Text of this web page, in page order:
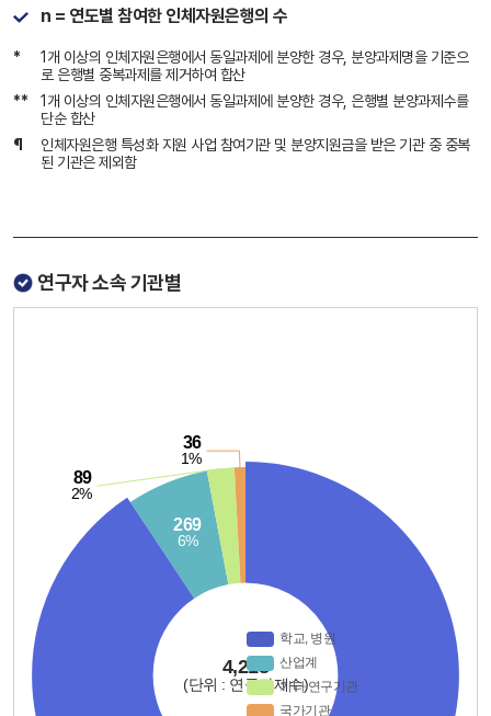
n = 연도별 참여한 인체자원은행의 수
*
1개 이상의 인체자원은행에서 동일과제에 분양한 경우, 분양과제명을 기준으
로 은행별 중복과제를 제거하여 합산
**
1개 이상의 인체자원은행에서 동일과제에 분양한 경우, 은행별 분양과제수를
단순 합산
¶
인체자원은행 특성화 지원 사업 참여기관 및 분양지원금을 받은 기관 중 중복
된 기관은 제외함
연구자 소속 기관별